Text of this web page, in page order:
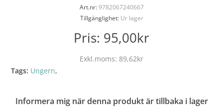
Art.nr:9782067240667
Tillgänglighet:Ur lager
Pris: 95,00kr
Exkl.moms: 89,62kr
Tags: Ungern,
Informera mig när denna produkt är tillbaka i lager